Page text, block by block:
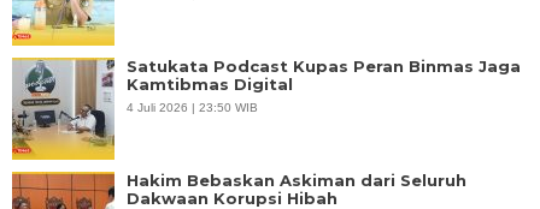
Satukata Podcast Kupas Peran Binmas Jaga
Kamtibmas Digital
4 Juli 2026 | 23:50 WIB
Hakim Bebaskan Askiman dari Seluruh
Dakwaan Korupsi Hibah